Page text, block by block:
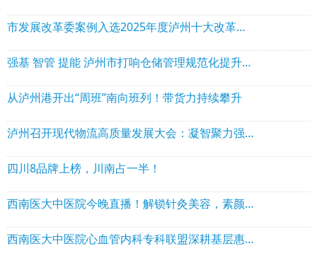
市发展改革委案例入选2025年度泸州十大改革典型案例之首
强基 智管 提能 泸州市打响仓储管理规范化提升三年行动“组合拳”
从泸州港开出“周班”南向班列！带货力持续攀升
泸州召开现代物流高质量发展大会：凝智聚力强枢纽 港产融合启新程
四川8品牌上榜，川南占一半！
西南医大中医院今晚直播！解锁针灸美容，素颜也能扛原相机
西南医大中医院心血管内科专科联盟深耕基层惠民生